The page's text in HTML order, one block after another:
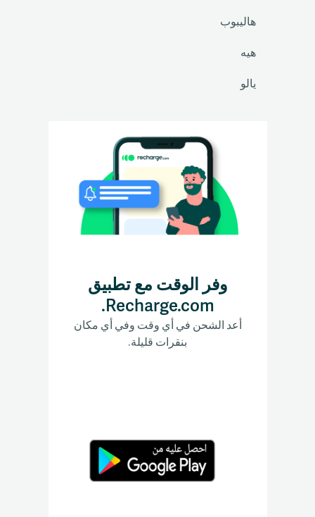
هاليبوب
هيه
يالو
وفر الوقت مع تطبيق
Recharge.com.
أعد الشحن في أي وقت وفي أي مكان
بنقرات قليلة.